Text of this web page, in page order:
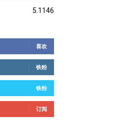
5.1146
喜欢
铁粉
铁粉
订阅